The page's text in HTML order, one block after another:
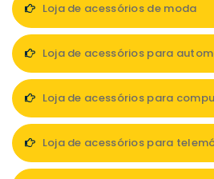
Loja de acessórios de moda
Loja de acessórios para
Loja de acessórios para
Loja de acessórios para